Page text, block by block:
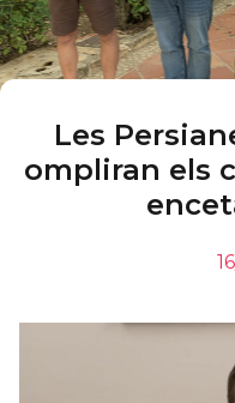
Les
ompliran els